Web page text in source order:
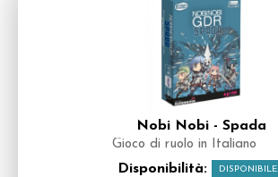
Nobi Nobi - Spada
Gioco di ruolo in Italiano
Disponibilità: DISPONIBILE